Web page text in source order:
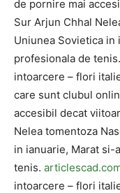
de pornire mai
Sur Arjun Chhal
Uniunea Sovietica
profesionala de
intoarcere – flori
care sunt clubul
accesibil decat
Nelea tomentoza
in ianuarie, Marat si-
tenis.
intoarcere – flori